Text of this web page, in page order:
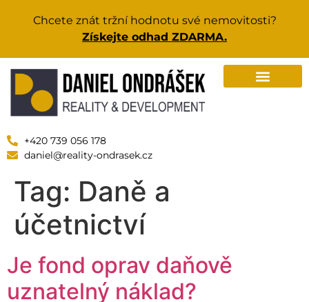
Chcete znát tržní hodnotu své nemovitosti?
Získejte odhad ZDARMA.
+420 739 056 178
daniel@reality-ondrasek.cz
Tag: Daně a
účetnictví
Je fond oprav daňově
uznatelný náklad?